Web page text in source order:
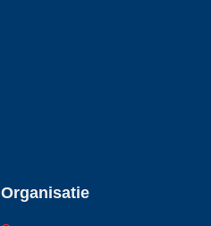
Organisatie